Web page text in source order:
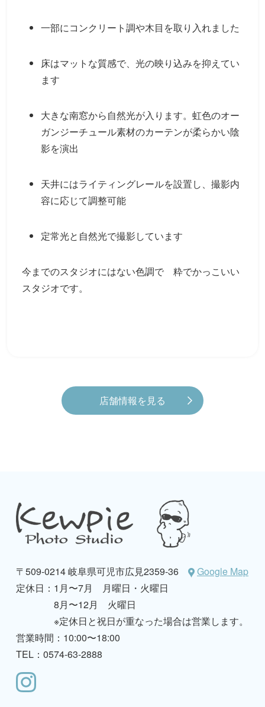
一部にコンクリート調や木目を取り入れました
床はマットな質感で、光の映り込みを抑えてい
ます
大きな南窓から自然光が入ります。虹色のオー
ガンジーチュール素材のカーテンが柔らかい陰
影を演出
天井にはライティングレールを設置し、撮影内
容に応じて調整可能
定常光と自然光で撮影しています
今までのスタジオにはない色調で 粋でかっこいい
スタジオです。
店舗情報を見る
〒509-0214 岐阜県可児市広見2359-36
Google Map
定休日： 1月〜7月 月曜日・火曜日
8月〜12月 火曜日
※定休日と祝日が重なった場合は営業します。
営業時間：10:00〜18:00
TEL：0574-63-2888